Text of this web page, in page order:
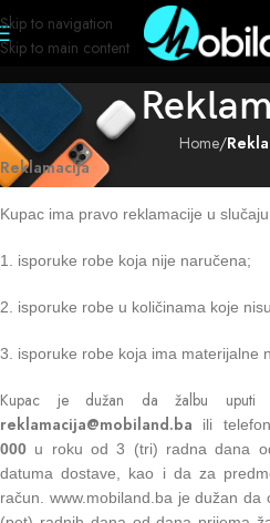
Skip to navigation
Skip to main content
Home/
Reklamacija
Kupac ima pravo reklamacije u
1. isporuke robe koja nije naručena;
2. isporuke robe u količinama koje
3. isporuke robe koja ima materijalne
Kupac je dužan da žalbu uputi
reklamacija@mobiland.ba ili
000 u roku od 3 (tri) radna dana
datuma dostave, kao i da za
račun. www.mobiland.ba je dužan